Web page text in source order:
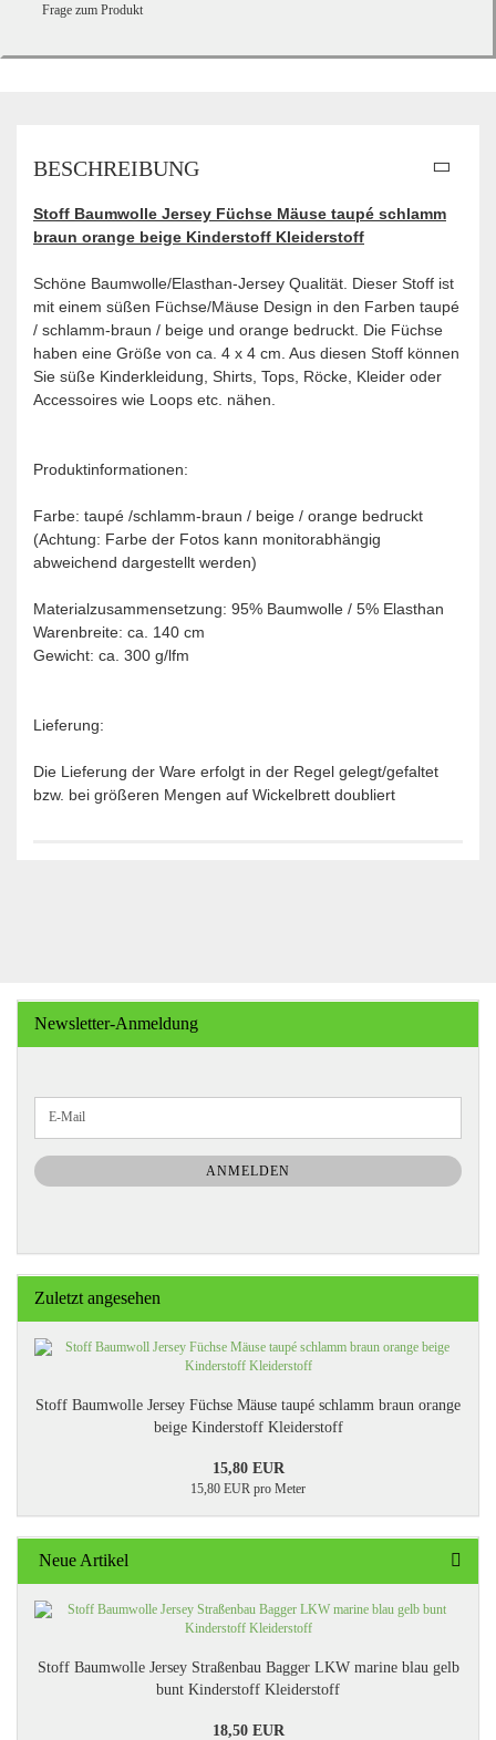
Frage zum Produkt
BESCHREIBUNG
Stoff Baumwolle Jersey Füchse Mäuse taupé schlamm
braun orange beige Kinderstoff Kleiderstoff
Schöne Baumwolle/Elasthan-Jersey Qualität. Dieser Stoff ist
mit einem süßen Füchse/Mäuse Design in den Farben taupé
/ schlamm-braun / beige und orange bedruckt. Die Füchse
haben eine Größe von ca. 4 x 4 cm. Aus diesen Stoff können
Sie süße Kinderkleidung, Shirts, Tops, Röcke, Kleider oder
Accessoires wie Loops etc. nähen.​
Produktinformationen:
Farbe: taupé /schlamm-braun / beige / orange bedruckt
(Achtung: Farbe der Fotos kann monitorabhängig
abweichend dargestellt werden)
Materialzusammensetzung: 95% Baumwolle / 5% Elasthan
Warenbreite: ca. 140 cm
Gewicht: ca. 300 g/lfm
Lieferung:
Die Lieferung der Ware erfolgt in der Regel gelegt/gefaltet
bzw. bei größeren Mengen auf Wickelbrett doubliert
Newsletter-Anmeldung
ZUR
NEWSLETTER-
ANMELDUNG
E-
ANMELDEN
Zuletzt angesehen
Stoff Baumwolle Jersey Füchse Mäuse taupé schlamm braun orange
beige Kinderstoff Kleiderstoff
15,80 EUR
15,80 EUR pro Meter
Neue Artikel
Stoff Baumwolle Jersey Straßenbau Bagger LKW marine blau gelb
bunt Kinderstoff Kleiderstoff
18,50 EUR